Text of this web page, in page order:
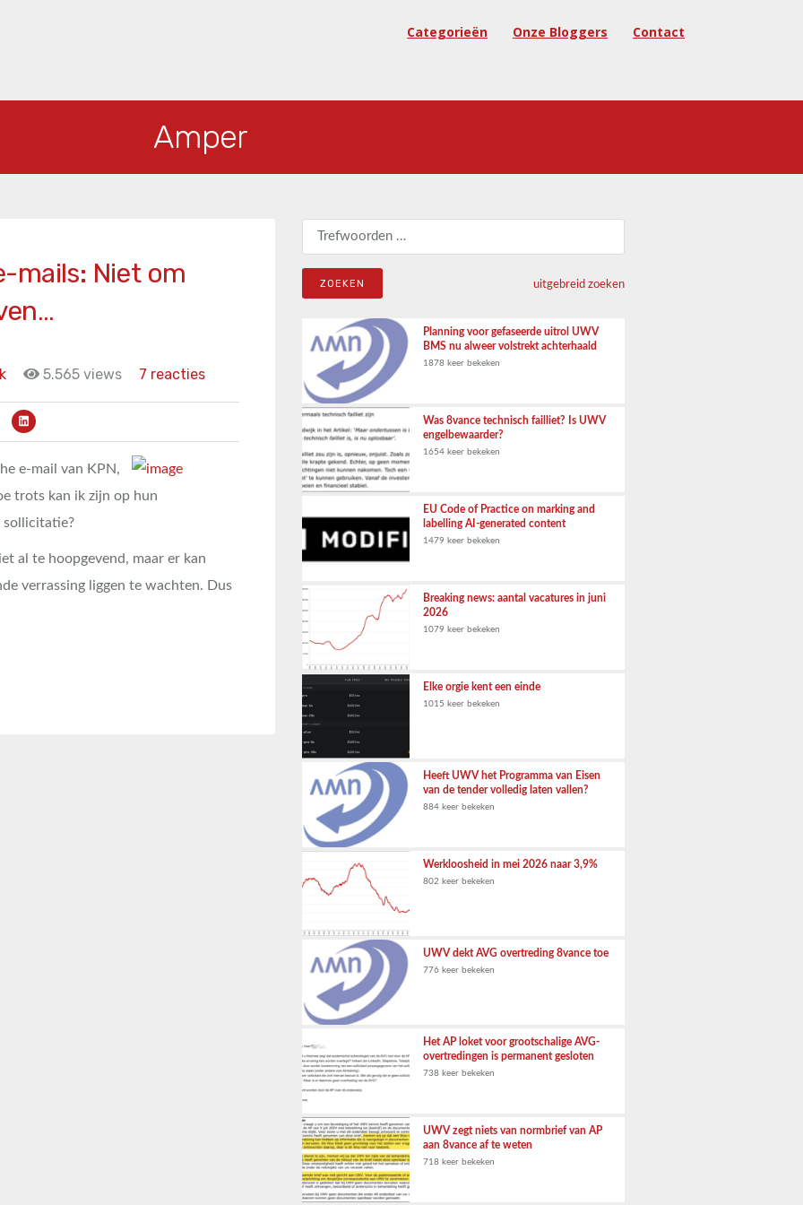
Categorieën Onze Bloggers Contact
Amper
mails: Niet om
5.565 views 7 reacties
e-mail van KPN,
trots kan ik zijn op hun
sollicitatie?
al te hoopgevend, maar er kan
verrassing liggen te wachten. Dus
Zoeken naar:
uitgebreid zoeken
Planning voor gefaseerde uitrol UWV
BMS nu alweer volstrekt achterhaald
1878 keer bekeken
Was 8vance technisch failliet? Is UWV
engelbewaarder?
1654 keer bekeken
EU Code of Practice on marking and
labelling AI-generated content
1479 keer bekeken
Breaking news: aantal vacatures in juni
2026
1079 keer bekeken
Elke orgie kent een einde
1015 keer bekeken
Heeft UWV het Programma van Eisen
van de tender volledig laten vallen?
884 keer bekeken
Werkloosheid in mei 2026 naar 3,9%
802 keer bekeken
UWV dekt AVG overtreding 8vance toe
776 keer bekeken
Het AP loket voor grootschalige AVG-
overtredingen is permanent gesloten
738 keer bekeken
UWV zegt niets van normbrief van AP
aan 8vance af te weten
718 keer bekeken